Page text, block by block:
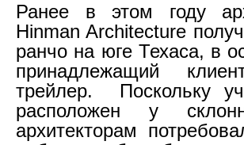
Ранее в этом году
Hinman Architecture
ранчо на юге Техаса, в
принадлежащий
трейлер. Поскольку
расположен у
архитекторам